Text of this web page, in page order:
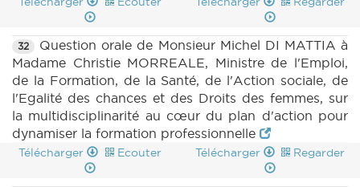
32
Question orale de Monsieur Michel DI MATTIA à
Madame Christie MORREALE, Ministre de l'Emploi,
de la Formation, de la Santé, de l'Action sociale, de
l'Egalité des chances et des Droits des femmes, sur
la multidisciplinarité au cœur du plan d'action pour
dynamiser la formation professionnelle
Télécharger Ecouter Télécharger Regarder